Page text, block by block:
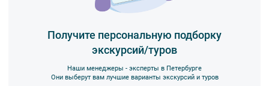
Получите персональную подборку
экскурсий/туров
Наши менеджеры - эксперты в Петербурге
Они выберут вам лучшие варианты экскурсий и туров